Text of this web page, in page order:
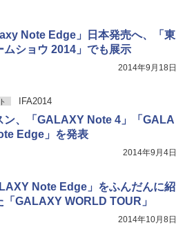
Note Edge」日本発売へ、「東
ムショウ 2014」でも展示
2014年9月18日
IFA2014
ン、「GALAXY Note 4」「GALA
Edge」を発表
2014年9月4日
Note Edge」をふんだんに紹
「GALAXY WORLD TOUR」
2014年10月8日